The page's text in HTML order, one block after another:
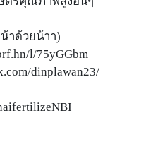
าด้วยน้าา)
l/75yGGbm
dinplawan23/